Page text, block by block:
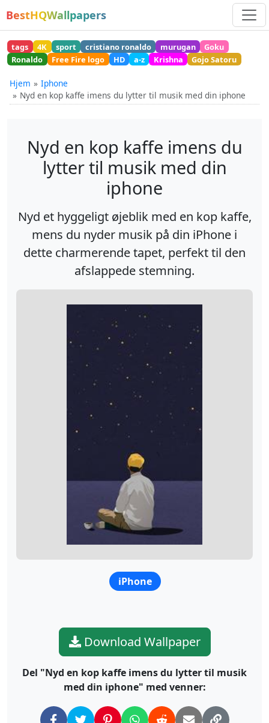
BestHQWallpapers
tags 4K sport cristiano ronaldo murugan
Goku
Ronaldo
Free Fire logo HD a-z Krishna Gojo Satoru
Hjem
Iphone
Nyd en kop kaffe imens du lytter til musik med din iphone
Nyd en kop kaffe imens du
lytter til musik med din
iphone
Nyd et hyggeligt øjeblik med en kop kaffe,
mens du nyder musik på din iPhone i
dette charmerende tapet, perfekt til den
afslappede stemning.
iPhone
Download Wallpaper
Del "Nyd en kop kaffe imens du lytter til musik
med din iphone" med venner: